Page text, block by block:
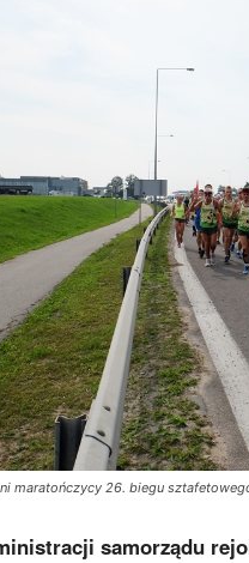
maratończycy 26. biegu
samorządu